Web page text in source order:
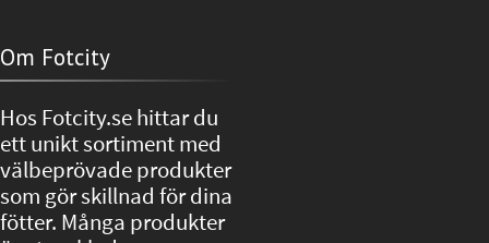
Om Fotcity
Hos Fotcity.se hittar du
ett unikt sortiment med
välbeprövade produkter
som gör skillnad för dina
fötter. Många produkter